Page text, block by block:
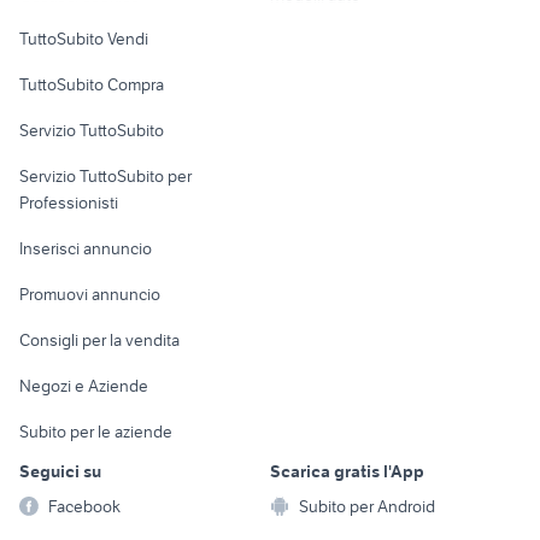
Informatica
Console e
Fotografia
Telefonia
Biciclette
TuttoSubito Vendi
TuttoSubito Compra
Servizio TuttoSubito
Servizio TuttoSubito per
Professionisti
Inserisci annuncio
Promuovi annuncio
Consigli per la vendita
Negozi e Aziende
Subito per le aziende
Seguici su
Facebook
Scarica gratis l'App
Subito per Android